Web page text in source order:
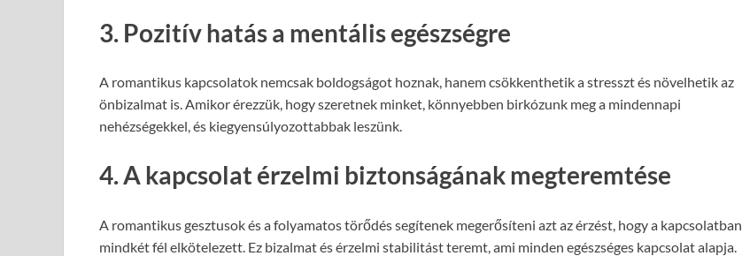
3. Pozitív hatás a mentális egészségre
A romantikus kapcsolatok nemcsak boldogságot hoznak, hanem csökkenthetik a stresszt és növelhetik az
önbizalmat is. Amikor érezzük, hogy szeretnek minket, könnyebben birkózunk meg a mindennapi
nehézségekkel, és kiegyensúlyozottabbak leszünk.
4. A kapcsolat érzelmi biztonságának megteremtése
A romantikus gesztusok és a folyamatos törődés segítenek megerősíteni azt az érzést, hogy a kapcsolatban
mindkét fél elkötelezett. Ez bizalmat és érzelmi stabilitást teremt, ami minden egészséges kapcsolat alapja.